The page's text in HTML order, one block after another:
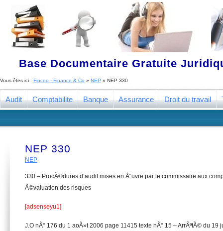
Base Documentaire Gratuite
Vous êtes ici : Finceo - Finance & Co » NEP » NEP 330
Audit Comptabilite Banque Assurance Droit du travail
NEP 330
NEP
330 – ProcÃ©dures d’audit mises en Å“uvre par le commissaire aux
Ã©valuation des risques
[adsenseyu1]
J.O nÂ° 176 du 1 aoÃ»t 2006 page 11415 texte nÂ° 15 – ArrÃªtÃ© du 19